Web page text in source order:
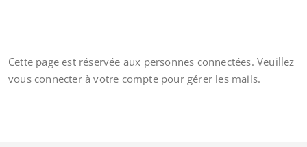
Cette page est réservée aux personnes connectées. Veuillez
vous connecter à votre compte pour gérer les mails.